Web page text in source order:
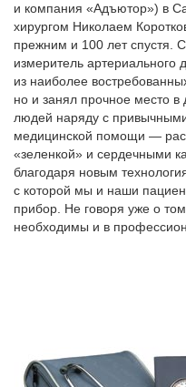
и компания «Адъютор») в
хирургом Николаем
прежним и 100 лет спустя.
измеритель артериального
из наиболее
но и занял прочное место
людей наряду с
медицинской помощи —
«зеленкой» и сердечными
благодаря новым
с которой мы и наши
прибор. Не говоря уже о
необходимы и в